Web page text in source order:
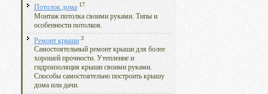
Потолок дома 17
Монтаж потолка своими руками. Типы и
особенности потолков.
Ремонт крыши 3
Самостоятельный ремонт крыши для более
хорошей прочности. Утепление и
гидроизоляция крыши своими руками.
Способы самостоятельно построить крышу
дома или дачи.